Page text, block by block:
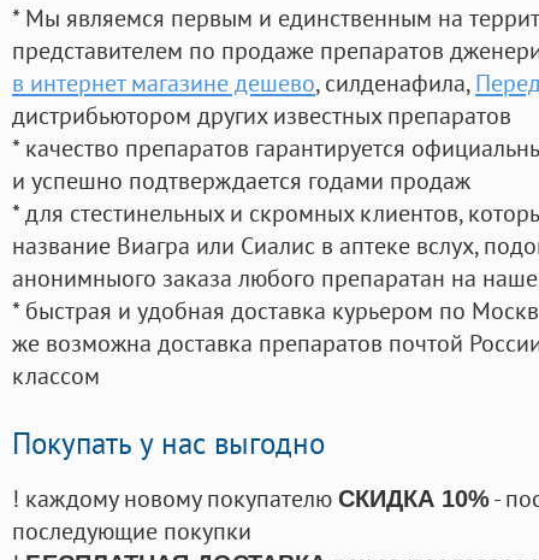
* Мы являемся первым и единственным на
представителем по продаже препаратов
в интернет магазине дешево, силденафила,
дистрибьютором других известных препаратов
* качество препаратов гарантируется
и успешно подтверждается годами продаж
* для стестинельных и скромных клиентов,
название Виагра или Сиалис в аптеке вслух,
анонимныого заказа любого препаратан на
* быстрая и удобная доставка курьером по
же возможна доставка препаратов почтой
классом
Покупать у нас выгодно
! каждому новому покупателю СКИДКА 10%-
последующие покупки